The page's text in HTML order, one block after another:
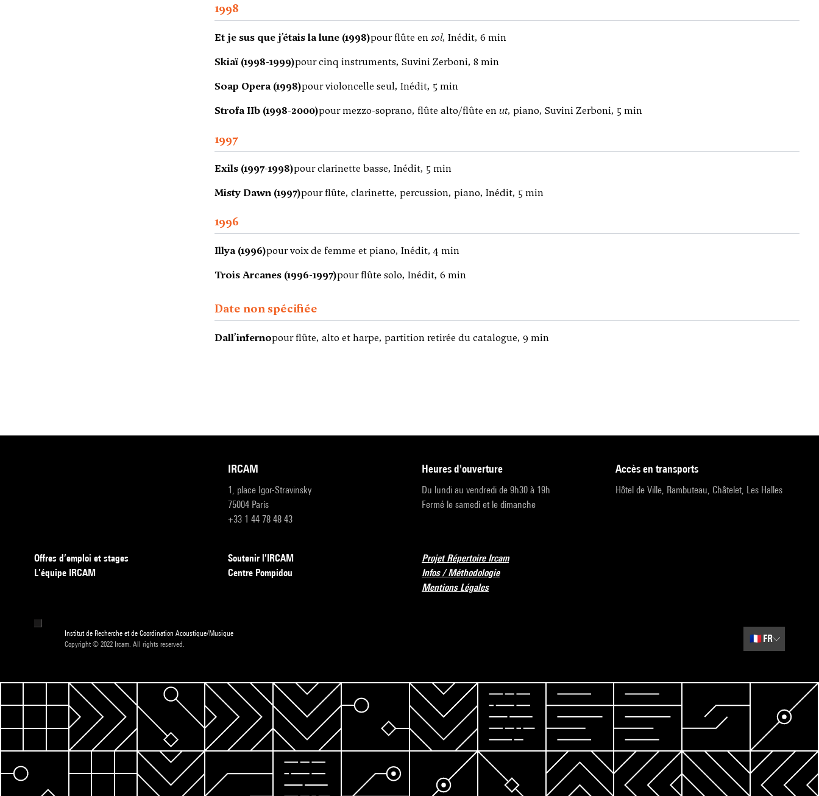
1998
Et je sus que j’étais la lune (1998)pour flûte ensol, Inédit, 6 min
Skiaï (1998-1999)pour cinq instruments, Suvini Zerboni, 8 min
Soap Opera (1998)pour violoncelle seul, Inédit, 5 min
Strofa IIb (1998-2000)pour mezzo-soprano, flûte alto/flûte enut, piano, Suvini Zerboni, 5 min
1997
Exils (1997-1998)pour clarinette basse, Inédit, 5 min
Misty Dawn (1997)pour flûte, clarinette, percussion, piano, Inédit, 5 min
1996
Illya (1996)pour voix de femme et piano, Inédit, 4 min
Trois Arcanes (1996-1997)pour flûte solo, Inédit, 6 min
Date non spécifiée
Dall’infernopour flûte, alto et harpe, partition retirée du catalogue, 9 min
IRCAM
1, place Igor-Stravinsky
75004 Paris
+33 1 44 78 48 43
heures d'ouverture
Du lundi au vendredi de 9h30 à 19h
Fermé le samedi et le dimanche
accès en transports
Hôtel de Ville, Rambuteau, Châtelet, Les Halles
Offres d’emploi et stages
L’équipe IRCAM
Soutenir l’IRCAM
Centre Pompidou
Projet Répertoire Ircam
Infos / Méthodologie
Mentions Légales
Institut de Recherche et de Coordination Acoustique/Musique
Copyright © 2022 Ircam. All rights reserved.
🇫🇷 FR